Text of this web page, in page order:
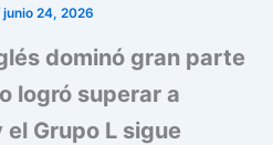
junio 24, 2026
dominó gran parte
logró superar a
el Grupo L sigue